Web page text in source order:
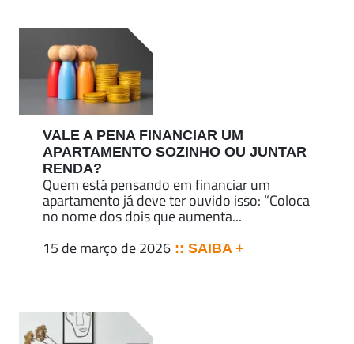
VALE A PENA FINANCIAR UM
APARTAMENTO SOZINHO OU JUNTAR
RENDA?
Quem está pensando em financiar um
apartamento já deve ter ouvido isso: “Coloca
no nome dos dois que aumenta...
15 de março de 2026 :: SAIBA +